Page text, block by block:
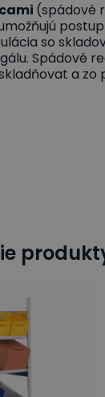
(spádové
so
Spádové
a